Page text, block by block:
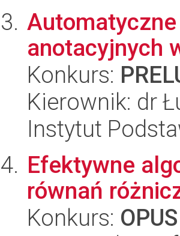
anotacyjnych
Konkurs:
Kierownik: dr
Instytut
Efektywne
równań
Konkurs: